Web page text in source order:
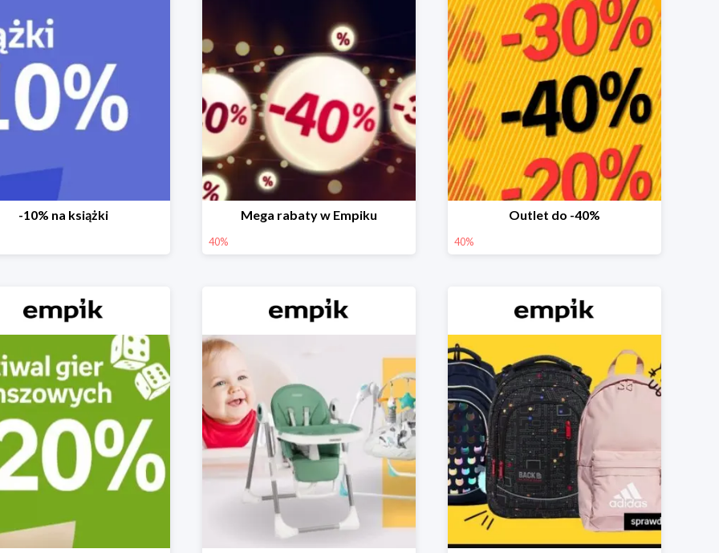
-10% na książki Mega rabaty w Empiku
40%
Outlet do -40%
40%